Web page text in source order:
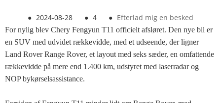
● 2024-08-28 ● 4 ● Efterlad mig en besked
For nylig blev Chery Fengyun T11 officielt afsløret. Den nye bil er
en SUV med udvidet rækkevidde, med et udseende, der ligner
Land Rover Range Rover, et layout med seks sæder, en omfattende
rækkevidde på mere end 1.400 km, udstyret med laserradar og
NOP bykørselsassistance.